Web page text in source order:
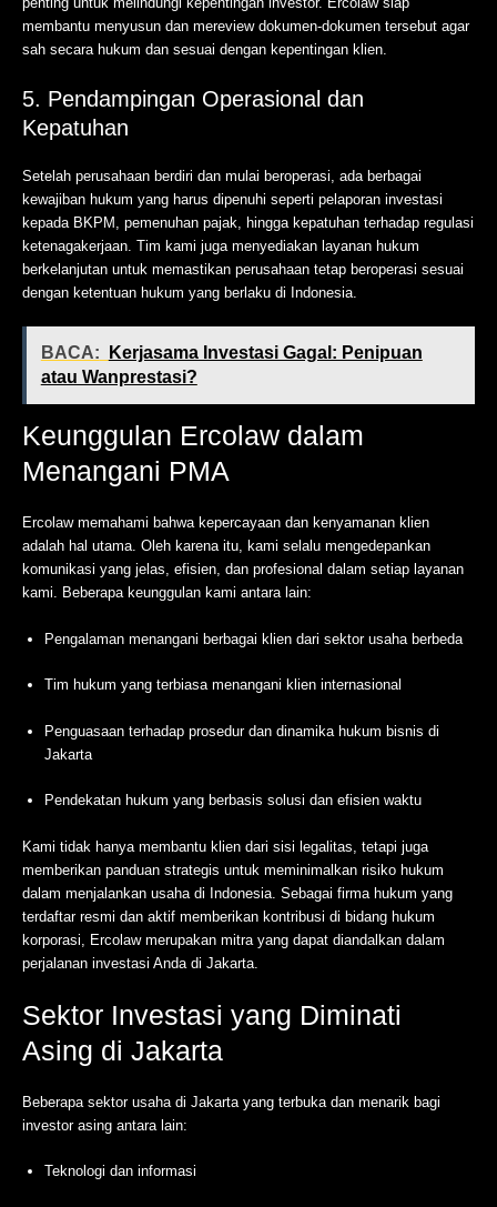
membantu menyusun dan mereview dokumen-dokumen tersebut agar
sah secara hukum dan sesuai dengan kepentingan klien.
5. Pendampingan Operasional dan
Kepatuhan
Setelah perusahaan berdiri dan mulai beroperasi, ada berbagai
kewajiban hukum yang harus dipenuhi seperti pelaporan investasi
kepada BKPM, pemenuhan pajak, hingga kepatuhan terhadap regulasi
ketenagakerjaan. Tim kami juga menyediakan layanan hukum
berkelanjutan untuk memastikan perusahaan tetap beroperasi sesuai
dengan ketentuan hukum yang berlaku di Indonesia.
BACA:
Kerjasama Investasi Gagal: Penipuan
atau Wanprestasi?
Keunggulan Ercolaw dalam
Menangani PMA
Ercolaw memahami bahwa kepercayaan dan kenyamanan klien
adalah hal utama. Oleh karena itu, kami selalu mengedepankan
komunikasi yang jelas, efisien, dan profesional dalam setiap layanan
kami. Beberapa keunggulan kami antara lain:
Pengalaman menangani berbagai klien dari sektor usaha berbeda
Tim hukum yang terbiasa menangani klien internasional
Penguasaan terhadap prosedur dan dinamika hukum bisnis di
Jakarta
Pendekatan hukum yang berbasis solusi dan efisien waktu
Kami tidak hanya membantu klien dari sisi legalitas, tetapi juga
memberikan panduan strategis untuk meminimalkan risiko hukum
dalam menjalankan usaha di Indonesia. Sebagai firma hukum yang
terdaftar resmi dan aktif memberikan kontribusi di bidang hukum
korporasi, Ercolaw merupakan mitra yang dapat diandalkan dalam
perjalanan investasi Anda di Jakarta.
Sektor Investasi yang Diminati
Asing di Jakarta
Beberapa sektor usaha di Jakarta yang terbuka dan menarik bagi
investor asing antara lain:
Teknologi dan informasi